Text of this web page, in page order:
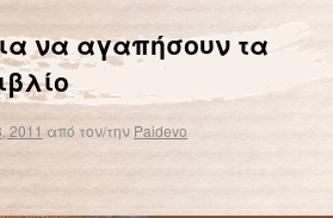
να αγαπήσουν τα
2011 από τον/την Paidevo